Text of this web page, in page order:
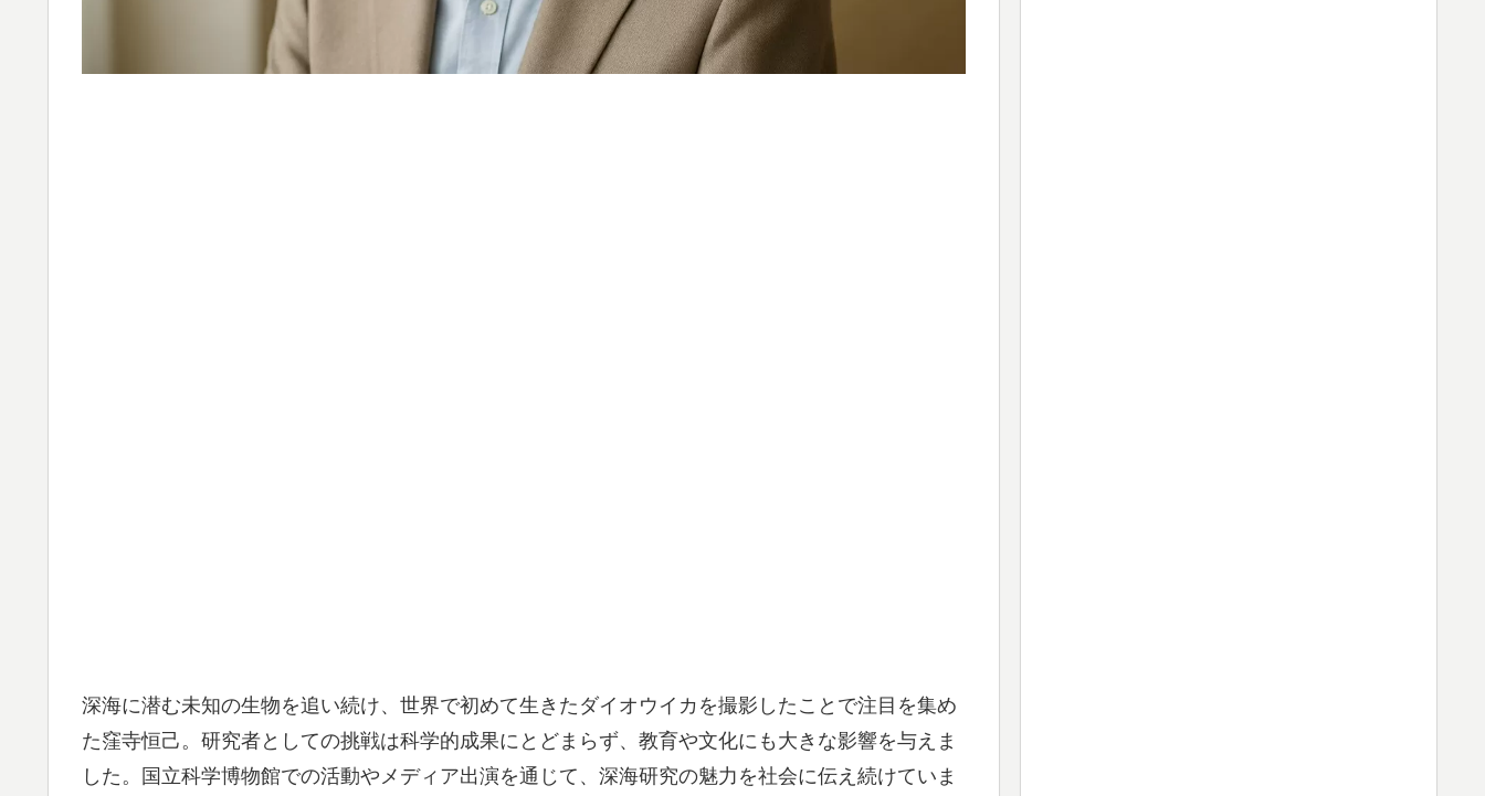
深海に潜む未知の生物を追い続け、世界で初めて生きたダイオウイカを撮影したことで注目を集め
た窪寺恒己。研究者としての挑戦は科学的成果にとどまらず、教育や文化にも大きな影響を与えま
した。国立科学博物館での活動やメディア出演を通じて、深海研究の魅力を社会に伝え続けていま